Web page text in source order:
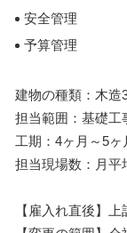
安全管理
予算管理
建物の種類：木造
担当範囲：基礎工
工期：4ヶ月～5ヶ
担当現場数：月平
【雇入れ直後】上